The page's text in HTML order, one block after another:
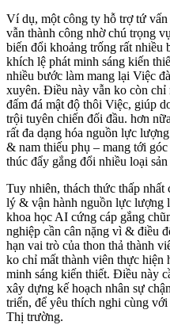
Ví dụ, một công ty hỗ trợ tứ
vẫn thành công nhờ chú trọng
biến đổi khoảng trống rất nhiều
khích lệ phát minh sáng kiến
nhiều bước làm mang lại Việc
xuyên. Điều này vẫn ko còn chỉ
đấm đá mật độ thôi Việc, giúp
trội tuyên chiến đối đầu. hơn
rất đa dạng hóa nguồn lực
& nam thiếu phụ – mang tới
thúc đẩy gắng đổi nhiều loại sản
Tuy nhiên, thách thức thấp
lý & vận hành nguồn lực lượng
khoa học AI cứng cáp gắng
nghiệp cần cân nặng vì & điều
hạn vai trò của thon thả thành
ko chỉ mất thành viên thực hiện
minh sáng kiến thiết. Điều này
xây dựng kế hoạch nhân sự
triển, để yêu thích nghi cùng
Thị trường.